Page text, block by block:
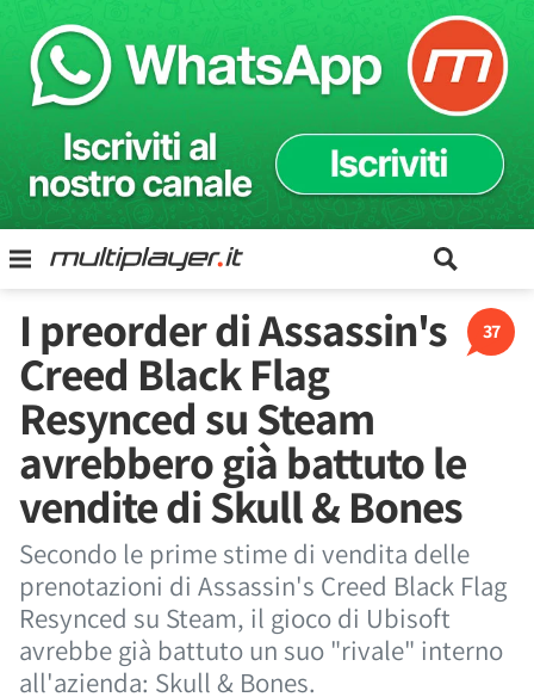
37
I preorder di Assassin's
Creed Black Flag
Resynced su Steam
avrebbero già battuto le
vendite di Skull & Bones
Secondo le prime stime di vendita delle
prenotazioni di Assassin's Creed Black Flag
Resynced su Steam, il gioco di Ubisoft
avrebbe già battuto un suo "rivale" interno
all'azienda: Skull & Bones.